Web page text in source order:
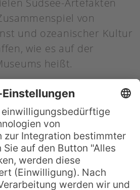
Südsee-Artefakten
von
und ozeanischer Kultur
wie es auf der
heißt.
von München
zu den wichtigsten
„Heftigen
Wilde“ bezeichnete
der Zimmer angehört,
durch große Gesten
aus.